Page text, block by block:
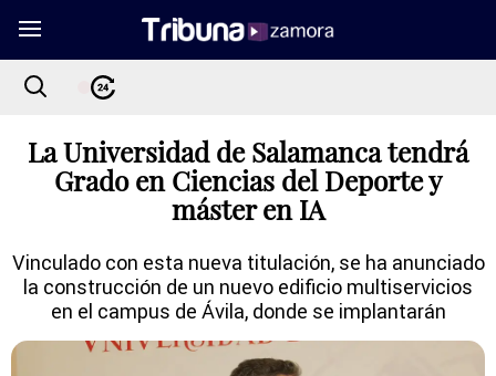
La Universidad de Salamanca tendrá
Grado en Ciencias del Deporte y
máster en IA
Vinculado con esta nueva titulación, se ha anunciado
la construcción de un nuevo edificio multiservicios
en el campus de Ávila, donde se implantarán